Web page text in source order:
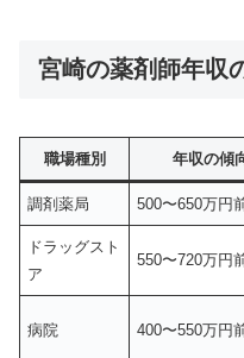
宮崎の薬剤師年収
職場種別 年収の傾
調剤薬局 500〜650万円
ドラッグスト
ア
550〜720万円
病院 400〜550万円